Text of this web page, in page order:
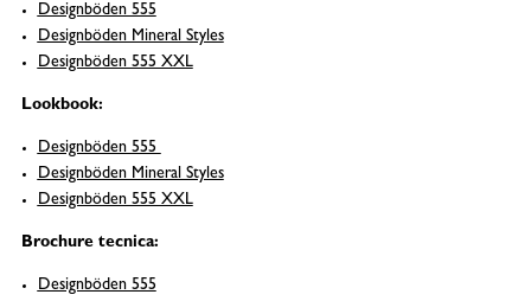
Designböden 555
Designböden Mineral Styles
Designböden 555 XXL
Lookbook:
Designböden 555
Designböden Mineral Styles
Designböden 555 XXL
Brochure tecnica:
Designböden 555